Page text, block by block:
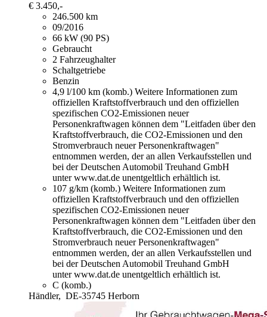
€ 3.450,-
246.500 km
09/2016
66 kW (90 PS)
Gebraucht
2 Fahrzeughalter
Schaltgetriebe
Benzin
4,9 l/100 km (komb.) Weitere Informationen zum
offiziellen Kraftstoffverbrauch und den offiziellen
spezifischen CO2-Emissionen neuer
Personenkraftwagen können dem "Leitfaden über den
Kraftstoffverbrauch, die CO2-Emissionen und den
Stromverbrauch neuer Personenkraftwagen"
entnommen werden, der an allen Verkaufsstellen und
bei der Deutschen Automobil Treuhand GmbH
unter www.dat.de unentgeltlich erhältlich ist.
107 g/km (komb.) Weitere Informationen zum
offiziellen Kraftstoffverbrauch und den offiziellen
spezifischen CO2-Emissionen neuer
Personenkraftwagen können dem "Leitfaden über den
Kraftstoffverbrauch, die CO2-Emissionen und den
Stromverbrauch neuer Personenkraftwagen"
entnommen werden, der an allen Verkaufsstellen und
bei der Deutschen Automobil Treuhand GmbH
unter www.dat.de unentgeltlich erhältlich ist.
C (komb.)
Händler, DE-35745 Herborn